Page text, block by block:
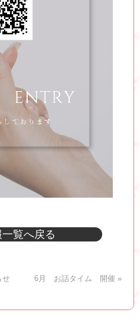
覧へ戻る
せ 6月 お話タイム 開催 »